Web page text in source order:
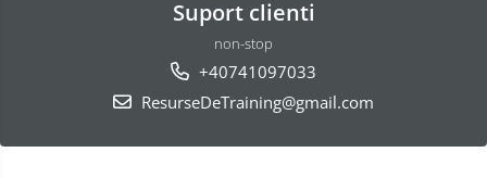
Suport clienti
non-stop
+40741097033
ResurseDeTraining@gmail.com